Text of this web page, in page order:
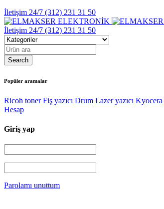
İletişim 24/7 (312) 231 31 50
İletişim 24/7 (312) 231 31 50
Popüler aramalar
Ricoh toner Fiş yazıcı Drum Lazer yazıcı Kyocera
Hesap
Giriş yap
Parolamı unuttum